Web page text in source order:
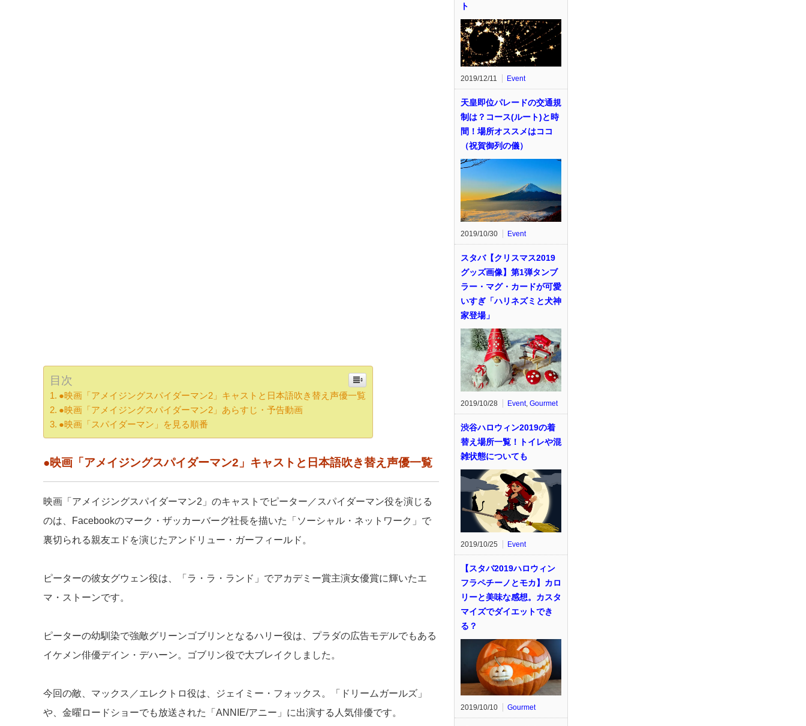
目次
●映画「アメイジングスパイダーマン2」キャストと日本語吹き替え声優一覧
●映画「アメイジングスパイダーマン2」あらすじ・予告動画
●映画「スパイダーマン」を見る順番
●映画「アメイジングスパイダーマン2」キャストと日本語吹き替え声優一覧
映画「アメイジングスパイダーマン2」のキャストでピーター／スパイダーマン役を演じる
のは、Facebookのマーク・ザッカーバーグ社長を描いた「ソーシャル・ネットワーク」で
裏切られる親友エドを演じたアンドリュー・ガーフィールド。
ピーターの彼女グウェン役は、「ラ・ラ・ランド」でアカデミー賞主演女優賞に輝いたエ
マ・ストーンです。
ピーターの幼馴染で強敵グリーンゴブリンとなるハリー役は、プラダの広告モデルでもある
イケメン俳優デイン・デハーン。ゴブリン役で大ブレイクしました。
今回の敵、マックス／エレクトロ役は、ジェイミー・フォックス。「ドリームガールズ」
や、金曜ロードショーでも放送された「ANNIE/アニー」に出演する人気俳優です。
ト
2019/12/11 Event
天皇即位パレードの交通規
制は？コース(ルート)と時
間！場所オススメはココ
（祝賀御列の儀）
2019/10/30 Event
スタバ【クリスマス2019
グッズ画像】第1弾タンブ
ラー・マグ・カードが可愛
いすぎ「ハリネズミと犬神
家登場」
2019/10/28 Event, Gourmet
渋谷ハロウィン2019の着
替え場所一覧！トイレや混
雑状態についても
2019/10/25 Event
【スタバ2019ハロウィン
フラペチーノとモカ】カロ
リーと美味な感想。カスタ
マイズでダイエットでき
る？
2019/10/10 Gourmet